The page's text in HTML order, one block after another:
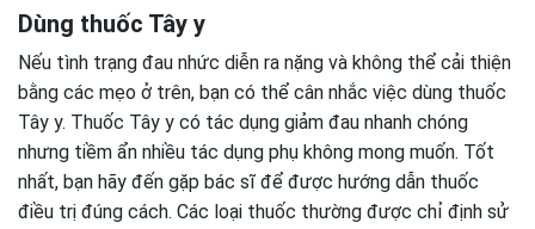
Dùng thuốc Tây y
Nếu tình trạng đau nhức diễn ra nặng và không thể cải thiện
bằng các mẹo ở trên, bạn có thể cân nhắc việc dùng thuốc
Tây y. Thuốc Tây y có tác dụng giảm đau nhanh chóng
nhưng tiềm ẩn nhiều tác dụng phụ không mong muốn. Tốt
nhất, bạn hãy đến gặp bác sĩ để được hướng dẫn thuốc
điều trị đúng cách. Các loại thuốc thường được chỉ định sử